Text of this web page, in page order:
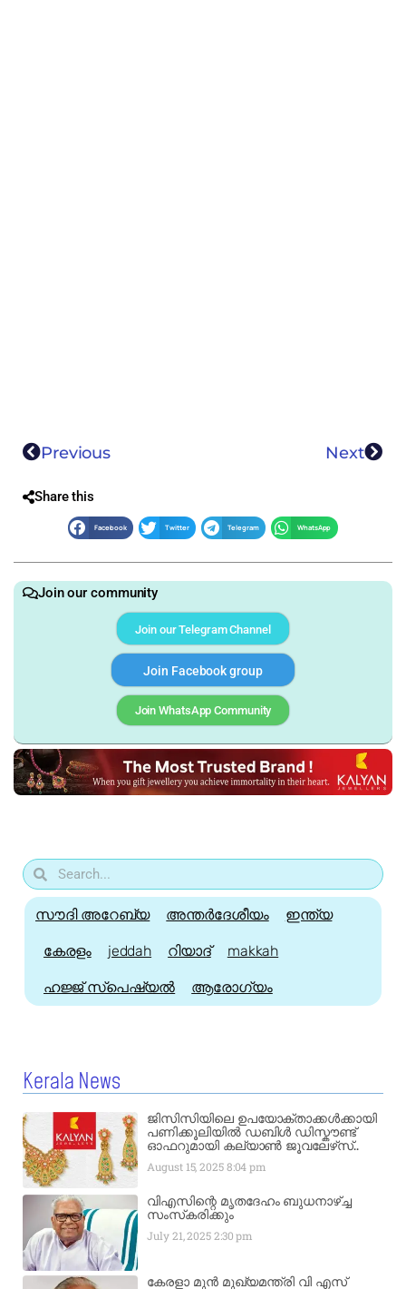
Previous Next
Share this
Facebook Twitter Telegram WhatsApp
Join our community
Join our Telegram Channel
Join Facebook group
Join WhatsApp Community
സൗദി അറേബ്യ അന്തർദേശീയം ഇന്ത്യ
കേരളം jeddah റിയാദ് makkah
ഹജ്ജ്‌ സ്പെഷ്യൽ ആരോഗ്യം
Kerala News
ജിസിസിയിലെ ഉപയോക്താക്കൾക്കായി
പണിക്കൂലിയിൽ ഡബിൾ ഡിസ്കൗണ്ട്
ഓഫറുമായി കല്യാൺ ജൂവലേഴ്‌സ്..
August 15, 20258:04 pm
വിഎസിന്റെ മൃതദേഹം ബുധനാഴ്ച്ച
സംസ്‌കരിക്കും
July 21, 20252:30 pm
കേരളാ മുൻ മുഖ്യമന്ത്രി വി എസ്